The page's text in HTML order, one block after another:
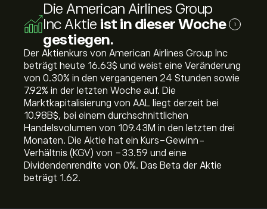
Die American Airlines Group
Inc Aktie ist in dieser Woche
gestiegen.
i
Der Aktienkurs von American Airlines Group Inc
beträgt heute 16.63‎$‎ und weist eine Veränderung
von ‎0.30‎% in den vergangenen 24 Stunden sowie
‎7.92‎% in der letzten Woche auf. Die
Marktkapitalisierung von AAL liegt derzeit bei
10.98B‎$‎, bei einem durchschnittlichen
Handelsvolumen von 109.43M in den letzten drei
Monaten. Die Aktie hat ein Kurs-Gewinn-
Verhältnis (KGV) von -33.59 und eine
Dividendenrendite von 0%. Das Beta der Aktie
beträgt 1.62.